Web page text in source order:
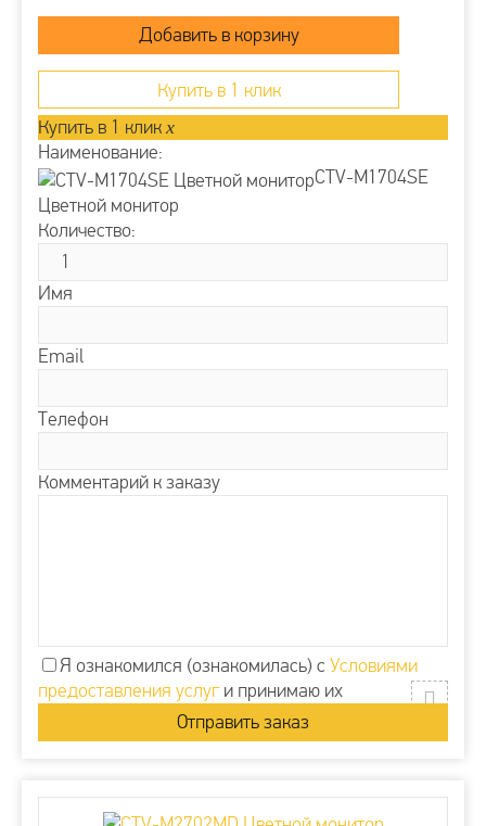
Купить в 1 клик
Купить в 1 клик x
Наименование:
CTV-M1704SE
Цветной монитор
Количество:
Имя
Email
Телефон
Комментарий к заказу
Я ознакомился (ознакомилась) с Условиями
предоставления услуги принимаю их